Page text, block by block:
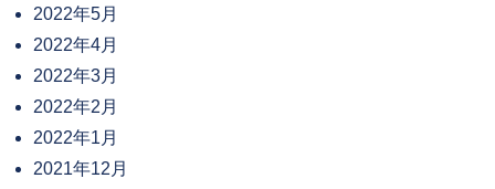
2022年5月
2022年4月
2022年3月
2022年2月
2022年1月
2021年12月